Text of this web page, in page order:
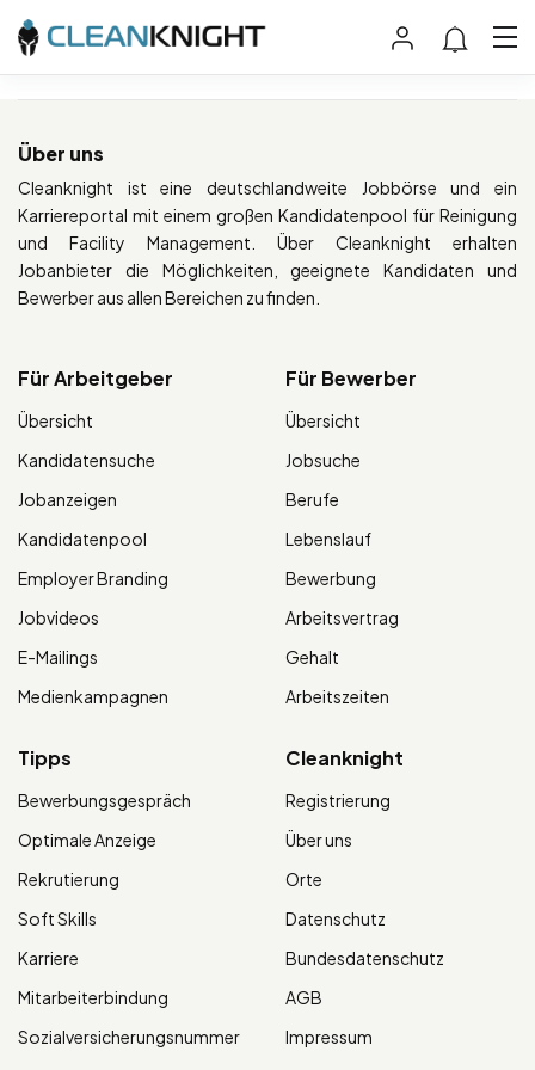
Über uns
Cleanknight ist eine deutschlandweite Jobbörse und ein
Karriereportal mit einem großen Kandidatenpool für Reinigung
und Facility Management. Über Cleanknight erhalten
Jobanbieter die Möglichkeiten, geeignete Kandidaten und
Bewerber aus allen Bereichen zu finden.
Für Arbeitgeber
Übersicht
Kandidatensuche
Jobanzeigen
Kandidatenpool
Employer Branding
Jobvideos
E-Mailings
Medienkampagnen
Für Bewerber
Übersicht
Jobsuche
Berufe
Lebenslauf
Bewerbung
Arbeitsvertrag
Gehalt
Arbeitszeiten
Tipps
Bewerbungsgespräch
Optimale Anzeige
Rekrutierung
Soft Skills
Karriere
Mitarbeiterbindung
Sozialversicherungsnummer
Cleanknight
Registrierung
Über uns
Orte
Datenschutz
Bundesdatenschutz
AGB
Impressum